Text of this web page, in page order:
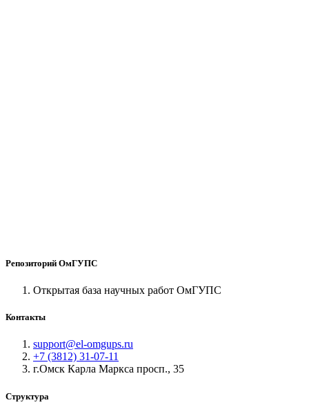
Репозиторий ОмГУПС
Открытая база научных работ ОмГУПС
Контакты
support@el-omgups.ru
+7 (3812) 31-07-11
г.Омск Карла Маркса просп., 35
Структура